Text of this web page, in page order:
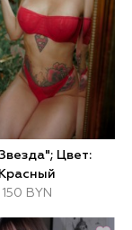
Цвет:
Красный
150 BYN